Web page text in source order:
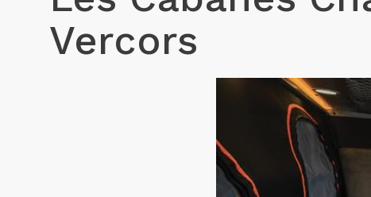
Vercors